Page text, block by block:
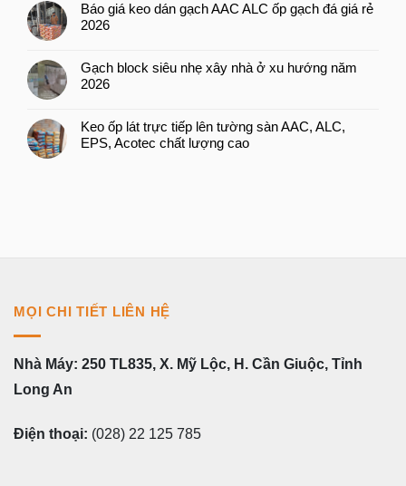
Báo giá keo dán gạch AAC ALC ốp gạch đá giá rẻ
2026
Gạch block siêu nhẹ xây nhà ở xu hướng năm
2026
Keo ốp lát trực tiếp lên tường sàn AAC, ALC,
EPS, Acotec chất lượng cao
MỌI CHI TIẾT LIÊN HỆ
Nhà Máy: 250 TL835, X. Mỹ Lộc, H. Cần Giuộc, Tỉnh
Long An
Điện thoại: (028) 22 125 785